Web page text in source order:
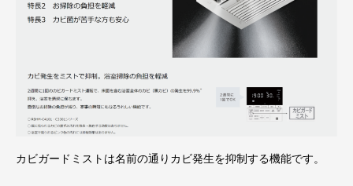
カビガードミストは名前の通りカビ発生を抑制する機能です。